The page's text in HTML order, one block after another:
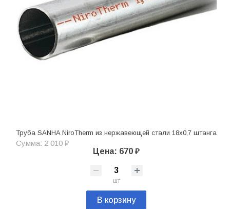
Труба SANHA NiroTherm из нержавеющей стали 18х0,7 штанга
Сумма: 2 010 ₽
Цена: 670 ₽
шт
В корзину